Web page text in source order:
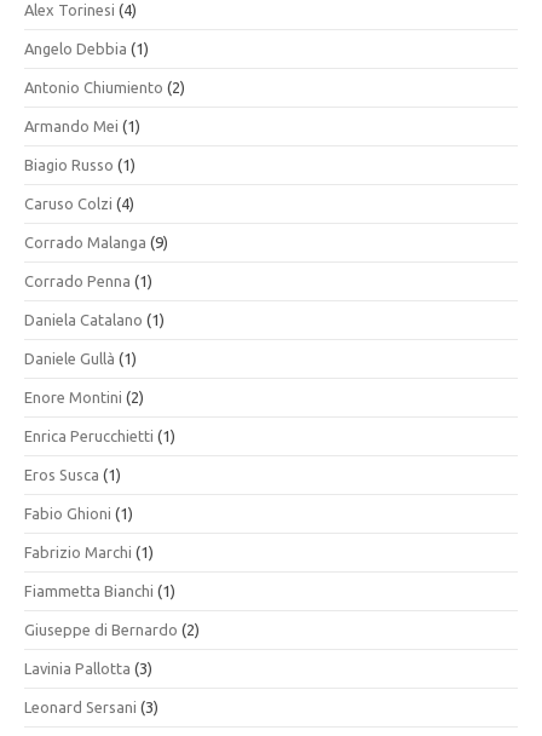
Alex Torinesi (4)
Angelo Debbia (1)
Antonio Chiumiento (2)
Armando Mei (1)
Biagio Russo (1)
Caruso Colzi (4)
Corrado Malanga (9)
Corrado Penna (1)
Daniela Catalano (1)
Daniele Gullà (1)
Enore Montini (2)
Enrica Perucchietti (1)
Eros Susca (1)
Fabio Ghioni (1)
Fabrizio Marchi (1)
Fiammetta Bianchi (1)
Giuseppe di Bernardo (2)
Lavinia Pallotta (3)
Leonard Sersani (3)